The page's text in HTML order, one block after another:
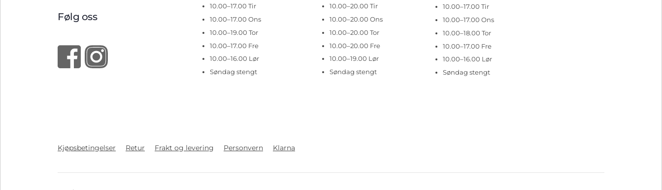
Følg oss
10.00–17.00 Tir
10.00–17.00 Ons
10.00–19.00 Tor
10.00–17.00 Fre
10.00–16.00 Lør
Søndag stengt
10.00–20.00 Tir
10.00–20.00 Ons
10.00–20.00 Tor
10.00–20.00 Fre
10.00–19.00 Lør
Søndag stengt
10.00–17.00 Tir
10.00–17.00 Ons
10.00–18.00 Tor
10.00–17.00 Fre
10.00–16.00 Lør
Søndag stengt
Kjøpsbetingelser Retur Frakt og levering Personvern Klarna